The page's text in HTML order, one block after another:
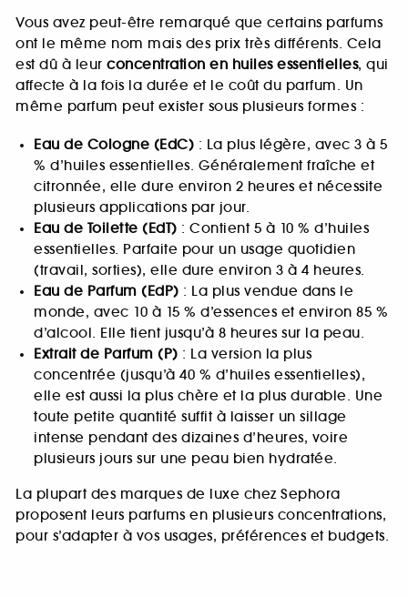
Vous avez peut-être remarqué que certains parfums
ont le même nom mais des prix très différents. Cela
est dû à leur concentration en huiles essentielles, qui
affecte à la fois la durée et le coût du parfum. Un
même parfum peut exister sous plusieurs formes :
Eau de Cologne (EdC) : La plus légère, avec 3 à 5
% d’huiles essentielles. Généralement fraîche et
citronnée, elle dure environ 2 heures et nécessite
plusieurs applications par jour.
Eau de Toilette (EdT) : Contient 5 à 10 % d’huiles
essentielles. Parfaite pour un usage quotidien
(travail, sorties), elle dure environ 3 à 4 heures.
Eau de Parfum (EdP) : La plus vendue dans le
monde, avec 10 à 15 % d’essences et environ 85 %
d’alcool. Elle tient jusqu’à 8 heures sur la peau.
Extrait de Parfum (P) : La version la plus
concentrée (jusqu’à 40 % d’huiles essentielles),
elle est aussi la plus chère et la plus durable. Une
toute petite quantité suffit à laisser un sillage
intense pendant des dizaines d’heures, voire
plusieurs jours sur une peau bien hydratée.
La plupart des marques de luxe chez Sephora
proposent leurs parfums en plusieurs concentrations,
pour s’adapter à vos usages, préférences et budgets.